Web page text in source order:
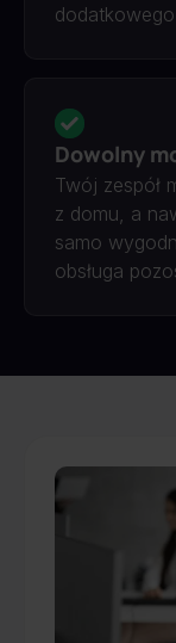
Dowolny
Twój zespół
z domu, a
samo
obsługa